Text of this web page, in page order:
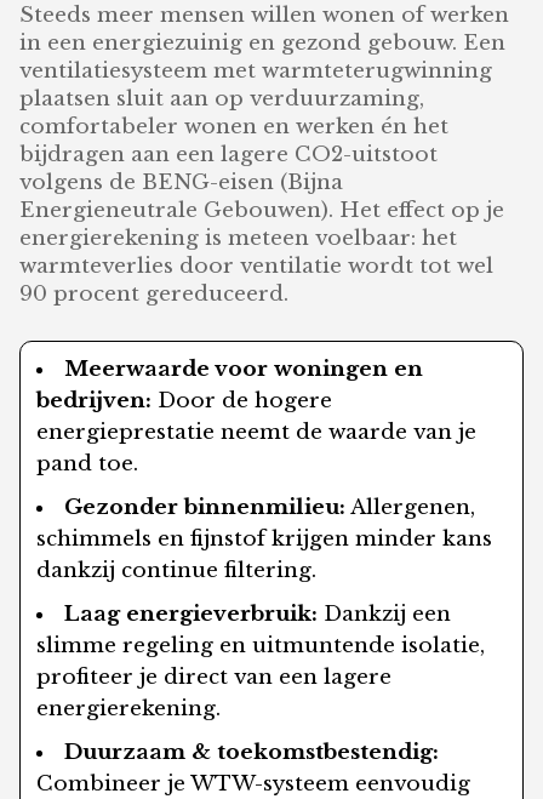
Steeds meer mensen willen wonen of werken
in een energiezuinig en gezond gebouw. Een
ventilatiesysteem met warmteterugwinning
plaatsen sluit aan op verduurzaming,
comfortabeler wonen en werken én het
bijdragen aan een lagere CO2-uitstoot
volgens de BENG-eisen (Bijna
Energieneutrale Gebouwen). Het effect op je
energierekening is meteen voelbaar: het
warmteverlies door ventilatie wordt tot wel
90 procent gereduceerd.
Meerwaarde voor woningen en
bedrijven: Door de hogere
energieprestatie neemt de waarde van je
pand toe.
Gezonder binnenmilieu: Allergenen,
schimmels en fijnstof krijgen minder kans
dankzij continue filtering.
Laag energieverbruik: Dankzij een
slimme regeling en uitmuntende isolatie,
profiteer je direct van een lagere
energierekening.
Duurzaam & toekomstbestendig:
Combineer je WTW-systeem eenvoudig